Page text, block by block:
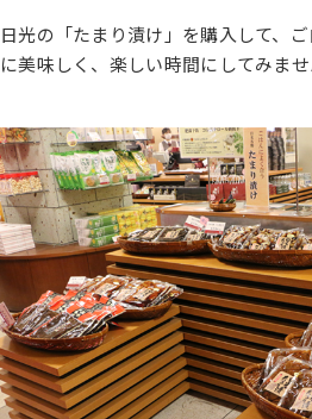
日光の「たまり漬け」を購入して、
に美味しく、楽しい時間にしてみませ